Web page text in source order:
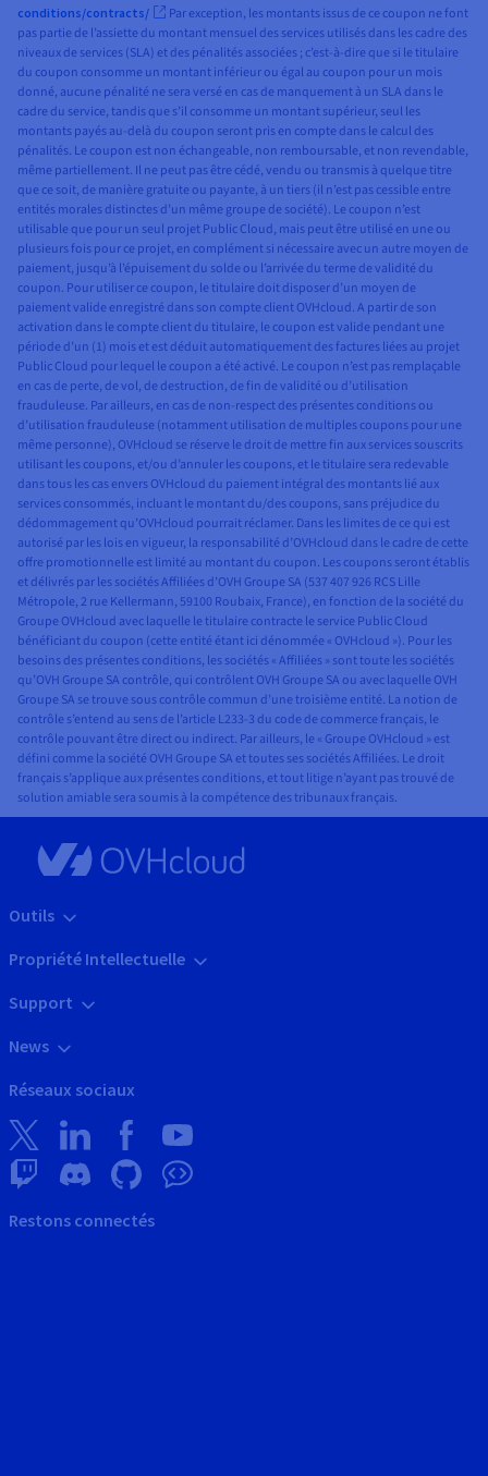
conditions/contracts/
Par exception, les montants issus de ce coupon ne font
pas partie de l’assiette du montant mensuel des services utilisés dans les cadre des
niveaux de services (SLA) et des pénalités associées ; c’est-à-dire que si le titulaire
du coupon consomme un montant inférieur ou égal au coupon pour un mois
donné, aucune pénalité ne sera versé en cas de manquement à un SLA dans le
cadre du service, tandis que s’il consomme un montant supérieur, seul les
montants payés au-delà du coupon seront pris en compte dans le calcul des
pénalités. Le coupon est non échangeable, non remboursable, et non revendable,
même partiellement. Il ne peut pas être cédé, vendu ou transmis à quelque titre
que ce soit, de manière gratuite ou payante, à un tiers (il n’est pas cessible entre
entités morales distinctes d’un même groupe de société). Le coupon n’est
utilisable que pour un seul projet Public Cloud, mais peut être utilisé en une ou
plusieurs fois pour ce projet, en complément si nécessaire avec un autre moyen de
paiement, jusqu’à l’épuisement du solde ou l’arrivée du terme de validité du
coupon. Pour utiliser ce coupon, le titulaire doit disposer d’un moyen de
paiement valide enregistré dans son compte client OVHcloud. A partir de son
activation dans le compte client du titulaire, le coupon est valide pendant une
période d’un (1) mois et est déduit automatiquement des factures liées au projet
Public Cloud pour lequel le coupon a été activé. Le coupon n’est pas remplaçable
en cas de perte, de vol, de destruction, de fin de validité ou d’utilisation
frauduleuse. Par ailleurs, en cas de non-respect des présentes conditions ou
d’utilisation frauduleuse (notamment utilisation de multiples coupons pour une
même personne), OVHcloud se réserve le droit de mettre fin aux services souscrits
utilisant les coupons, et/ou d’annuler les coupons, et le titulaire sera redevable
dans tous les cas envers OVHcloud du paiement intégral des montants lié aux
services consommés, incluant le montant du/des coupons, sans préjudice du
dédommagement qu’OVHcloud pourrait réclamer. Dans les limites de ce qui est
autorisé par les lois en vigueur, la responsabilité d’OVHcloud dans le cadre de cette
offre promotionnelle est limité au montant du coupon. Les coupons seront établis
et délivrés par les sociétés Affiliées d’OVH Groupe SA (537 407 926 RCS Lille
Métropole, 2 rue Kellermann, 59100 Roubaix, France), en fonction de la société du
Groupe OVHcloud avec laquelle le titulaire contracte le service Public Cloud
bénéficiant du coupon (cette entité étant ici dénommée « OVHcloud »). Pour les
besoins des présentes conditions, les sociétés « Affiliées » sont toute les sociétés
qu’OVH Groupe SA contrôle, qui contrôlent OVH Groupe SA ou avec laquelle OVH
Groupe SA se trouve sous contrôle commun d’une troisième entité. La notion de
contrôle s’entend au sens de l’article L233-3 du code de commerce français, le
contrôle pouvant être direct ou indirect. Par ailleurs, le « Groupe OVHcloud » est
défini comme la société OVH Groupe SA et toutes ses sociétés Affiliées. Le droit
français s’applique aux présentes conditions, et tout litige n’ayant pas trouvé de
solution amiable sera soumis à la compétence des tribunaux français.
Outils
Propriété Intellectuelle
Support
News
Réseaux sociaux
Restons connectés